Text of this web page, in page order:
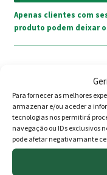
Para fornecer as melhores
armazenar e/ou aceder a
tecnologias nos permitirá
navegação ou IDs exclusivos
pode afetar negativamante
Apenas clientes com
produto podem deixar